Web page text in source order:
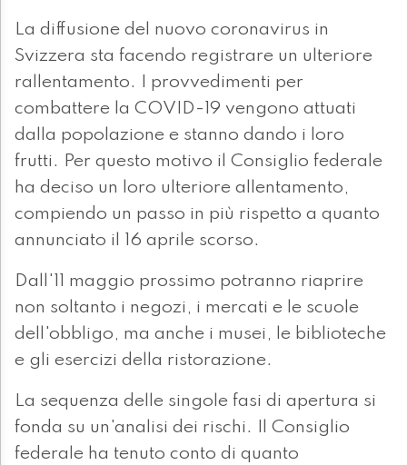
La diffusione del nuovo coronavirus in
Svizzera sta facendo registrare un ulteriore
rallentamento. I provvedimenti per
combattere la COVID-19 vengono attuati
dalla popolazione e stanno dando i loro
frutti. Per questo motivo il Consiglio federale
ha deciso un loro ulteriore allentamento,
compiendo un passo in più rispetto a quanto
annunciato il 16 aprile scorso.
Dall'11 maggio prossimo potranno riaprire
non soltanto i negozi, i mercati e le scuole
dell'obbligo, ma anche i musei, le biblioteche
e gli esercizi della ristorazione.
La sequenza delle singole fasi di apertura si
fonda su un'analisi dei rischi. Il Consiglio
federale ha tenuto conto di quanto